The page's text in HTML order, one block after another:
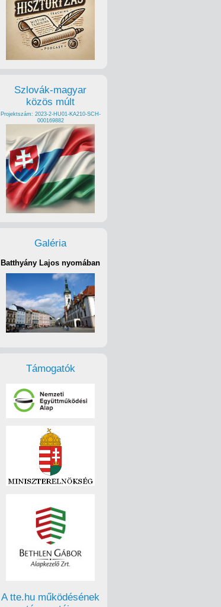
Szlovák-magyar
közös múlt
Projektszám: 2023-2-HU01-KA210-SCH-
000169882
Galéria
Batthyány Lajos nyomában
Támogatók
A tte.hu működésének